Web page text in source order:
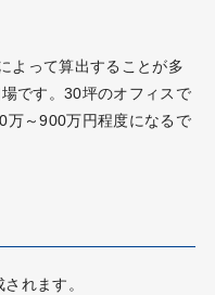
よって算出することが多
です。30坪のオフィスで
万～900万円程度になるで
れます。